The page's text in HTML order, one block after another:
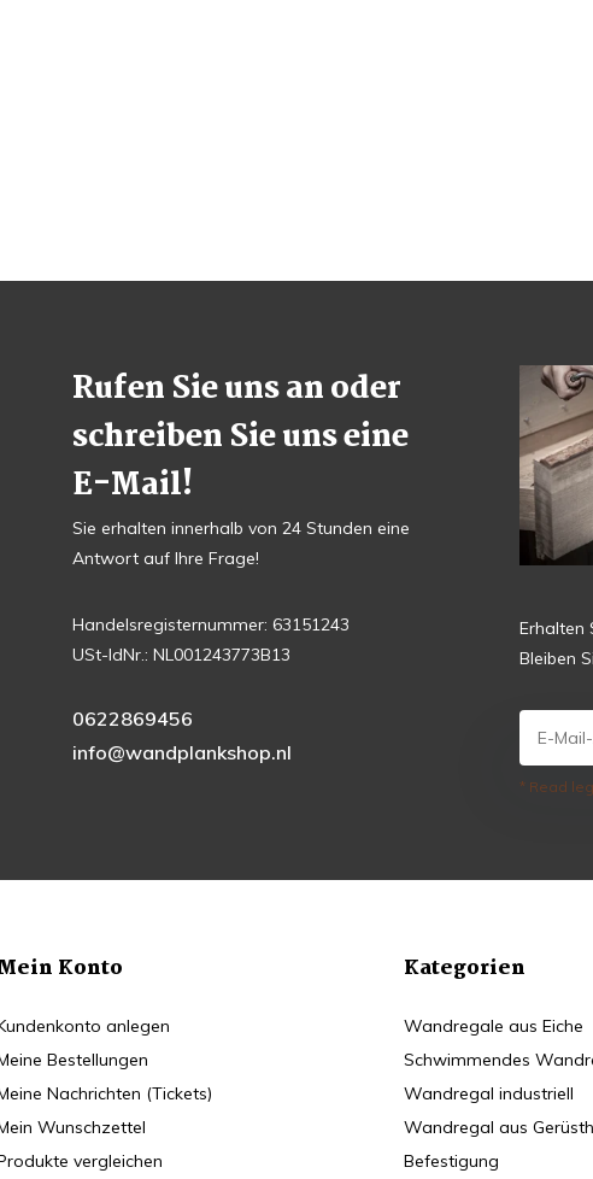
Rufen Sie uns an oder
schreiben Sie uns eine
E-Mail!
Sie erhalten innerhalb von 24 Stunden eine
Antwort auf Ihre Frage!
Handelsregisternummer: 63151243
USt-IdNr.: NL001243773B13
0622869456
info@wandplankshop.nl
Erhalten
Bleiben
* Read
Konto
anlegen
Bestellungen
Nachrichten (Tickets)
Wunschzettel
vergleichen
Kategorien
Wandregale aus Eiche
Schwimmendes
Wandregal industriell
Wandregal aus
Befestigung